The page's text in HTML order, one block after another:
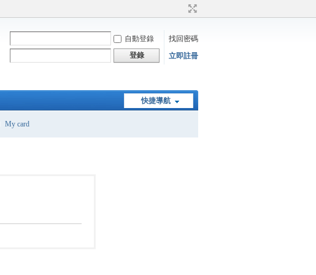
自動登錄
找回密碼
登錄 立即註冊
快捷導航
My card